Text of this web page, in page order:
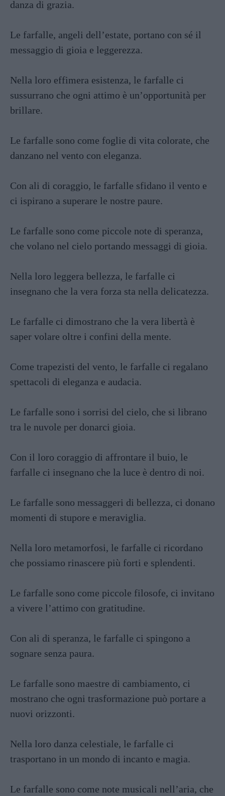
danza di grazia.
Le farfalle, angeli dell’estate, portano con sé il
messaggio di gioia e leggerezza.
Nella loro effimera esistenza, le farfalle ci
sussurrano che ogni attimo è un’opportunità per
brillare.
Le farfalle sono come foglie di vita colorate, che
danzano nel vento con eleganza.
Con ali di coraggio, le farfalle sfidano il vento e
ci ispirano a superare le nostre paure.
Le farfalle sono come piccole note di speranza,
che volano nel cielo portando messaggi di gioia.
Nella loro leggera bellezza, le farfalle ci
insegnano che la vera forza sta nella delicatezza.
Le farfalle ci dimostrano che la vera libertà è
saper volare oltre i confini della mente.
Come trapezisti del vento, le farfalle ci regalano
spettacoli di eleganza e audacia.
Le farfalle sono i sorrisi del cielo, che si librano
tra le nuvole per donarci gioia.
Con il loro coraggio di affrontare il buio, le
farfalle ci insegnano che la luce è dentro di noi.
Le farfalle sono messaggeri di bellezza, ci donano
momenti di stupore e meraviglia.
Nella loro metamorfosi, le farfalle ci ricordano
che possiamo rinascere più forti e splendenti.
Le farfalle sono come piccole filosofe, ci invitano
a vivere l’attimo con gratitudine.
Con ali di speranza, le farfalle ci spingono a
sognare senza paura.
Le farfalle sono maestre di cambiamento, ci
mostrano che ogni trasformazione può portare a
nuovi orizzonti.
Nella loro danza celestiale, le farfalle ci
trasportano in un mondo di incanto e magia.
Le farfalle sono come note musicali nell’aria, che